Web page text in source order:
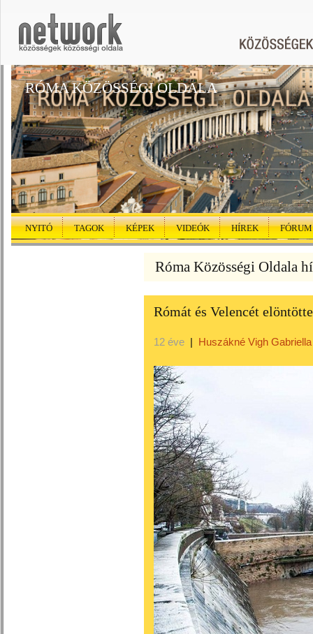
RÓMA KÖZÖSSÉGI OLDALA
NYITÓ TAGOK KÉPEK VIDEÓK HÍREK FÓRUM
Róma Közösségi Oldala
Rómát és Velencét
12 éve | Huszákné Vigh Gabriella